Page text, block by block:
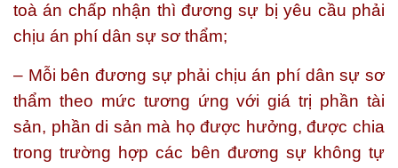
toà án chấp nhận thì đương sự bị yêu cầu phải
chịu án phí dân sự sơ thẩm;
– Mỗi bên đương sự phải chịu án phí dân sự sơ
thẩm theo mức tương ứng với giá trị phần tài
sản, phần di sản mà họ được hưởng, được chia
trong trường hợp các bên đương sự không tự